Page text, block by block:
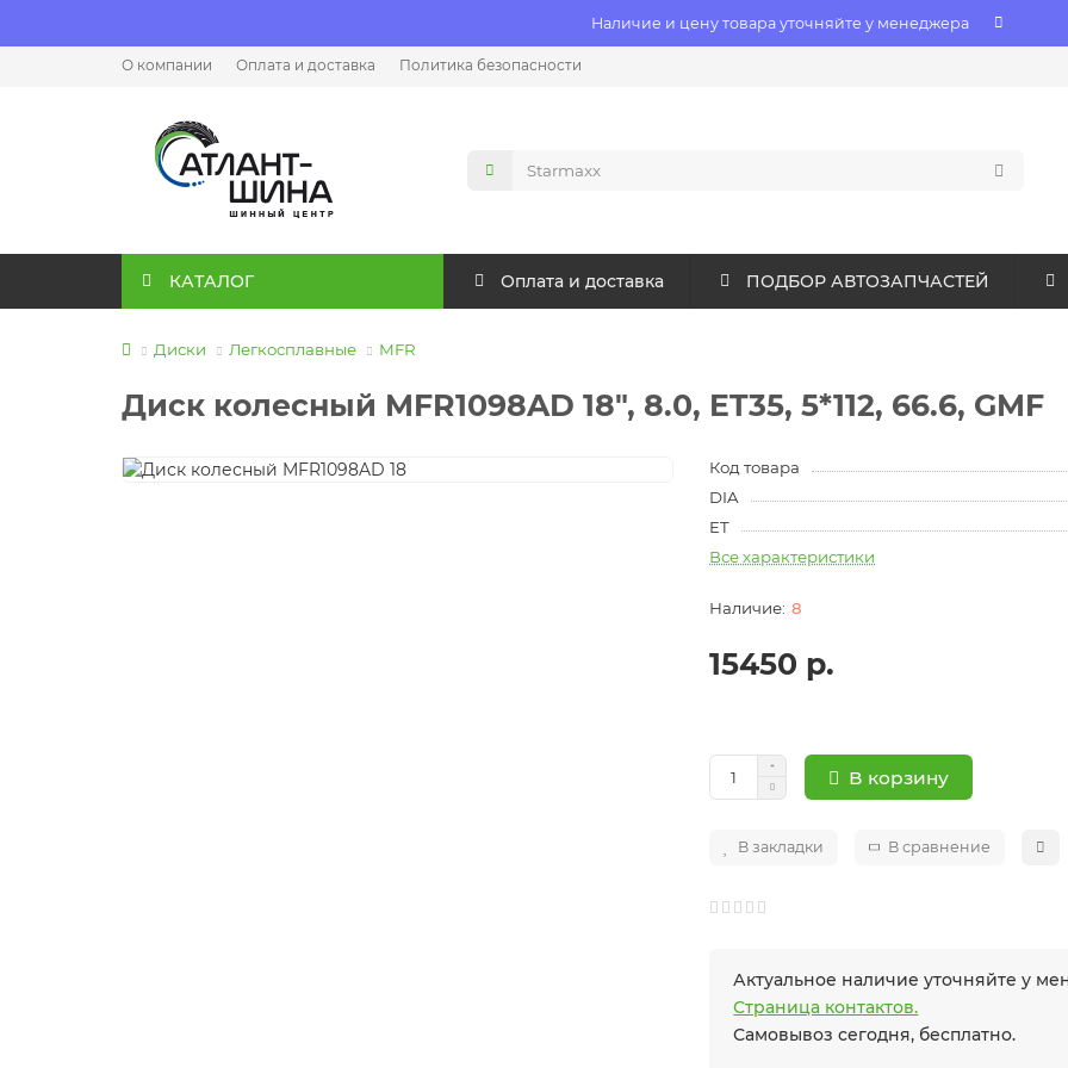
Наличие и цену товара уточняйте у менеджера
О компании Оплата и доставка Политика безопасности
КАТАЛОГ Оплата и доставка ПОДБОР АВТОЗАПЧАСТЕЙ
Диски Легкосплавные MFR
Диск колесный MFR1098AD 18", 8.0, ET35, 5*112, 66.6, GMF
Код товара
DIA
ET
Все характеристики
8
15450 р.
В корзину
В закладки В сравнение
Актуальное наличие уточняйте у
Страница контактов.
Самовывоз сегодня, бесплатно.